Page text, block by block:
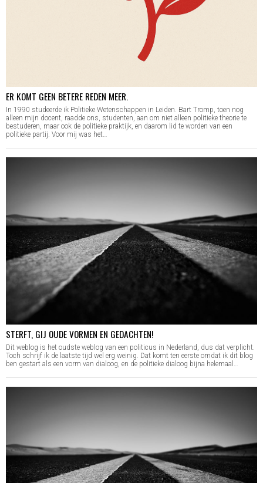
ER KOMT GEEN BETERE REDEN MEER.
In 1990 studeerde ik Politieke Wetenschappen in Leiden. Bart Tromp, toen nog
alleen mijn docent, raadde ons, studenten, aan om niet alleen politieke theorie te
bestuderen, maar ook de politieke praktijk, en daarom lid te worden van een
politieke partij. Voor mij was het…
STERFT, GIJ OUDE VORMEN EN GEDACHTEN!
Dit weblog is het oudste weblog van een politicus in Nederland, dus dat verplicht.
Toch schrijf ik de laatste tijd wel erg weinig. Dat komt ten eerste omdat ik dit blog
ben gestart als een vorm van dialoog, en de politieke dialoog bijna helemaal…